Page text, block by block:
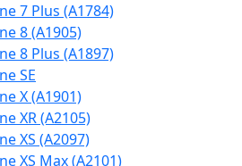
7 Plus (A1784)
8 (A1905)
8 Plus (A1897)
SE
X (A1901)
XR (A2105)
XS (A2097)
XS Max (A2101)